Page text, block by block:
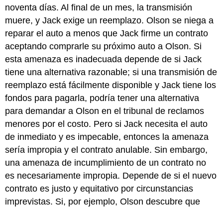
noventa días. Al final de un mes, la transmisión
muere, y Jack exige un reemplazo. Olson se niega a
reparar el auto a menos que Jack firme un contrato
aceptando comprarle su próximo auto a Olson. Si
esta amenaza es inadecuada depende de si Jack
tiene una alternativa razonable; si una transmisión de
reemplazo está fácilmente disponible y Jack tiene los
fondos para pagarla, podría tener una alternativa
para demandar a Olson en el tribunal de reclamos
menores por el costo. Pero si Jack necesita el auto
de inmediato y es impecable, entonces la amenaza
sería impropia y el contrato anulable. Sin embargo,
una amenaza de incumplimiento de un contrato no
es necesariamente impropia. Depende de si el nuevo
contrato es justo y equitativo por circunstancias
imprevistas. Si, por ejemplo, Olson descubre que